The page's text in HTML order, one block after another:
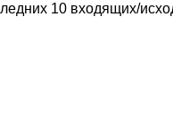
10 входящих/